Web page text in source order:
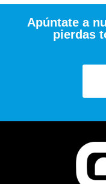
Apúntate a
pierdas